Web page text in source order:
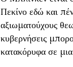
Πεκίνο εδώ και
αξιωματούχους
κυβερνήσεις
κατακόρυφα σε